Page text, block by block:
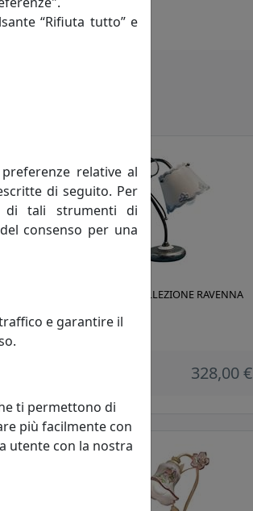
LUMETTO COLLEZIONE RAVENNA
328,00 €
“Rifiuta tutto” e
relative al
di seguito. Per
di tali strumenti di
consenso per una
e garantire il
ti permettono di
più facilmente con
utente con la nostra